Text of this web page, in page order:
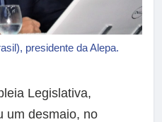
presidente da Alepa.
Legislativa,
um desmaio, no